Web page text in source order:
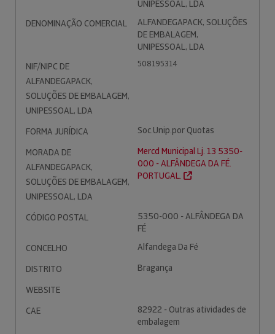
UNIPESSOAL, LDA
DENOMINAÇÃO COMERCIAL
ALFANDEGAPACK, SOLUÇÕES
DE EMBALAGEM,
UNIPESSOAL, LDA
NIF/NIPC DE
ALFANDEGAPACK,
SOLUÇÕES DE EMBALAGEM,
UNIPESSOAL, LDA
508195314
FORMA JURÍDICA
Soc.Unip.por Quotas
MORADA DE
ALFANDEGAPACK,
SOLUÇÕES DE EMBALAGEM,
UNIPESSOAL, LDA
Mercd Municipal Lj. 13 5350-
000 - ALFÂNDEGA DA FÉ.
PORTUGAL.
CÓDIGO POSTAL
5350-000 - ALFÂNDEGA DA
FÉ
CONCELHO
Alfandega Da Fé
DISTRITO
Bragança
WEBSITE
CAE
82922 - Outras atividades de
embalagem